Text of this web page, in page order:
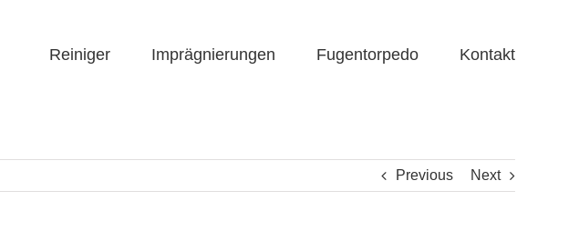
Reiniger Imprägnierungen Fugentorpedo Kontakt
Previous Next